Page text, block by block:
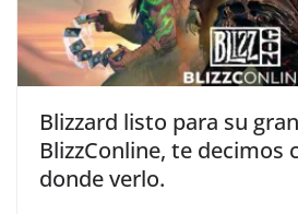
Blizzard listo para su
BlizzConline, te decimos
donde verlo.